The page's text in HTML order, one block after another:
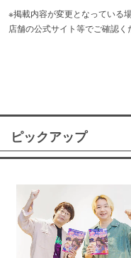
※掲載内容が変更となっている
店舗の公式サイト等でご確認く
ピックアップ